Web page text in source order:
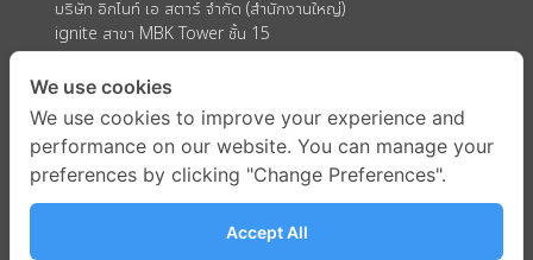
บริษัท อิกไนท์ เอ สตาร์ จำกัด (สำนักงานใหญ่)
ignite สาขา MBK Tower ชั้น 15
ถนนพญาไท แขวงวังใหม่ เขตปทุมวัน กรุงเทพมหานคร 10330
We use cookies
We use cookies to improve your experience and
performance on our website. You can manage your
preferences by clicking "Change Preferences".
Accept All